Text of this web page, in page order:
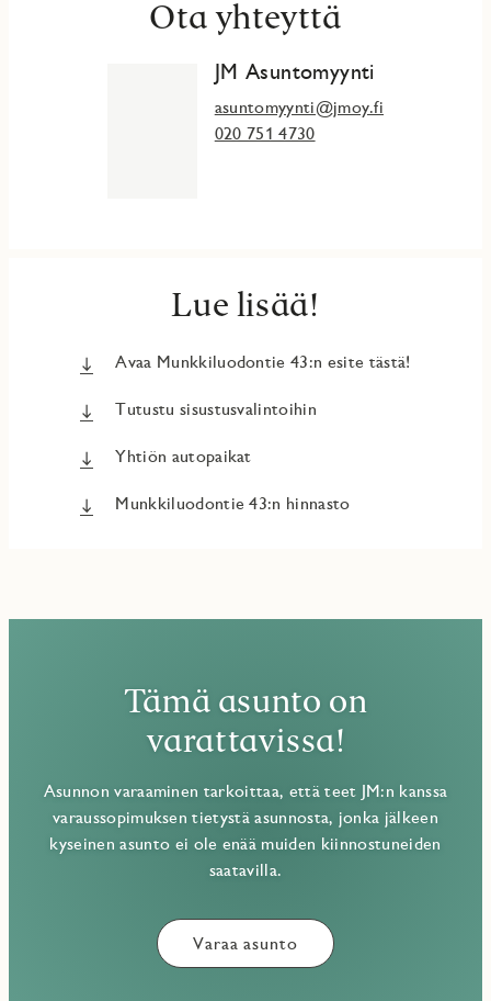
Ota yhteyttä
JM Asuntomyynti
asuntomyynti@jmoy.fi
020 751 4730
Lue lisää!
Avaa Munkkiluodontie 43:n esite tästä!
Tutustu sisustusvalintoihin
Yhtiön autopaikat
Munkkiluodontie 43:n hinnasto
Tämä asunto on
varattavissa!
Asunnon varaaminen tarkoittaa, että teet JM:n kanssa
varaussopimuksen tietystä asunnosta, jonka jälkeen
kyseinen asunto ei ole enää muiden kiinnostuneiden
saatavilla.
Varaa asunto